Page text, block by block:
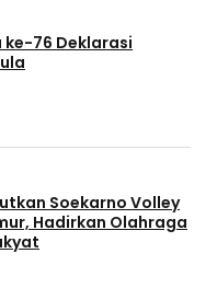
ke-76 Deklarasi
Soekarno Volley
Hadirkan Olahraga